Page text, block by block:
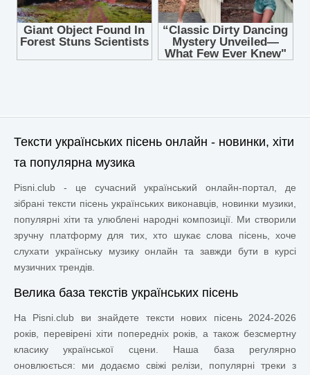
Тексти українських пісень онлайн - новинки, хіти
та популярна музика
Pisni.club - це сучасний український онлайн-портал, де
зібрані тексти пісень українських виконавців, новинки музики,
популярні хіти та улюблені народні композиції. Ми створили
зручну платформу для тих, хто шукає слова пісень, хоче
слухати українську музику онлайн та завжди бути в курсі
музичних трендів.
Велика база текстів українських пісень
На Pisni.club ви знайдете тексти нових пісень 2024-2026
років, перевірені хіти попередніх років, а також безсмертну
класику української сцени. Наша база регулярно
оновлюється: ми додаємо свіжі релізи, популярні треки з